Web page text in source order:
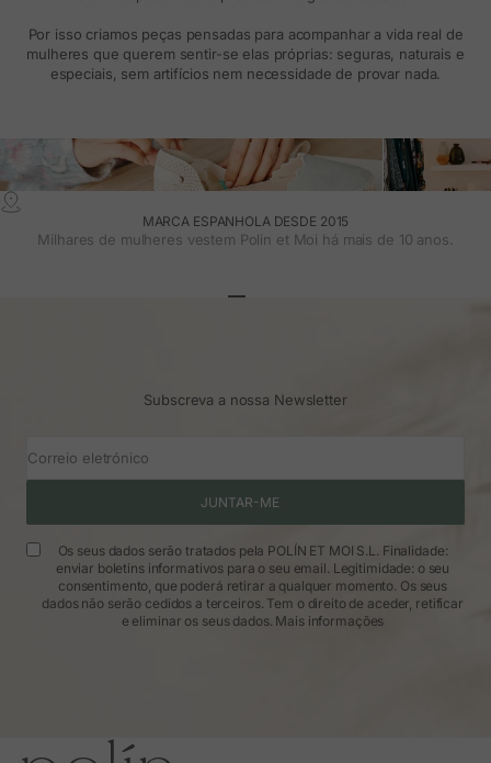
Por isso criamos peças pensadas para acompanhar a vida real de
mulheres que querem sentir-se elas próprias: seguras, naturais e
especiais, sem artifícios nem necessidade de provar nada.
MARCA ESPANHOLA DESDE 2015
Milhares de mulheres vestem Polin et Moi há mais de 10 anos.
Subscreva a nossa Newsletter
Correio eletrónico
JUNTAR-ME
Os seus dados serão tratados pela POLÍN ET MOI S.L. Finalidade:
enviar boletins informativos para o seu email. Legitimidade: o seu
consentimento, que poderá retirar a qualquer momento. Os seus
dados não serão cedidos a terceiros. Tem o direito de aceder, retificar
e eliminar os seus dados. Mais informações